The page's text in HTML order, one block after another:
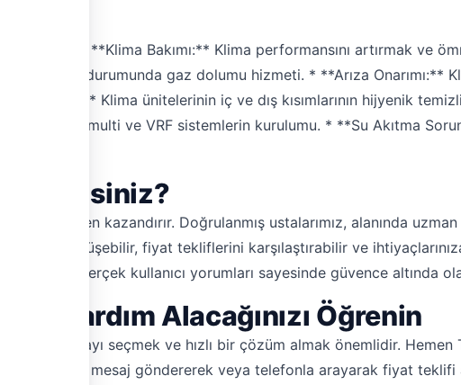
hizmeti. * **Klima Bakımı:** Klima performansını artırmak ve
düşmesi durumunda gaz dolumu hizmeti. * **Arıza Onarımı:**
Temizliği:** Klima ünitelerinin iç ve dış kısımlarının hijyenik
için multi ve VRF sistemlerin kurulumu. * **Su Akıtma
Etmelisiniz?
ve güven kazandırır. Doğrulanmış ustalarımız, alanında
görüşebilir, fiyat tekliflerini karşılaştırabilir ve
gerçek kullanıcı yorumları sayesinde güvence altında
Yardım Alacağınızı Öğrenin
doğru ustayı seçmek ve hızlı bir çözüm almak önemlidir. Hemen
doğrudan mesaj göndererek veya telefonla arayarak fiyat teklifi